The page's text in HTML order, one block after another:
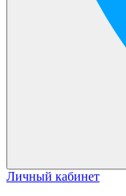
Личный кабинет